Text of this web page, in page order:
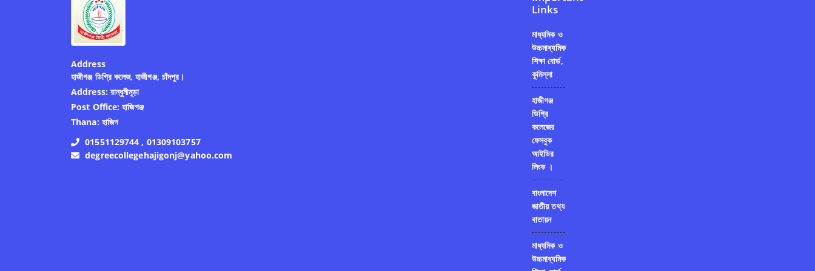
Address
হাজীগঞ্জ ডিগ্রি কলেজ, হাজীগঞ্জ, চাঁদপুর।
Address: রান্ধুনীমূড়া
Post Office: হাজিগঞ্জ
Thana: হাজিগ
01551129744 , 01309103757
degreecollegehajigonj@yahoo.com
Links
মাধ্যমিক ও
উচ্চমাধ্যমিক
শিক্ষা বোর্ড,
কুমিল্লা
হাজীগঞ্জ
ডিগ্রি
কলেজের
ফেসবুক
আইডির
লিংক ।
বাংলাদেশ
জাতীয় তথ্য
বাতায়ন
মাধ্যমিক ও
উচ্চমাধ্যমিক